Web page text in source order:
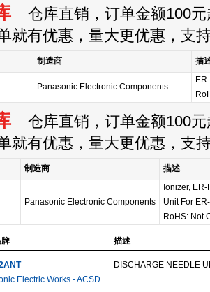
仓库直销，订单金额100元
就有优惠，量大更优惠，支
制造商
描
Panasonic Electronic Components
仓库直销，订单金额100元
就有优惠，量大更优惠，支
制造商 描述
Panasonic Electronic Components
Ionizer,
Unit For
RoHS: Not
描述
Electric Works - ACSD
DISCHARGE NEEDLE